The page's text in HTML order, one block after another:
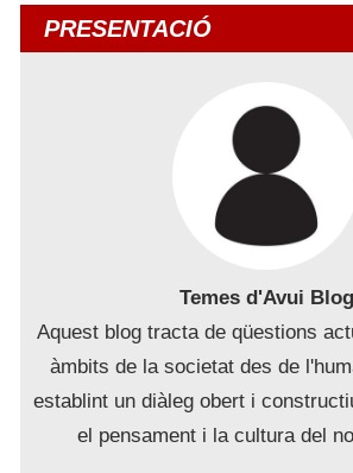
PRESENTACIÓ
Temes d'Avui Blog
Aquest blog tracta de qüestions
àmbits de la societat des de
establint un diàleg obert i
el pensament i la cultura del